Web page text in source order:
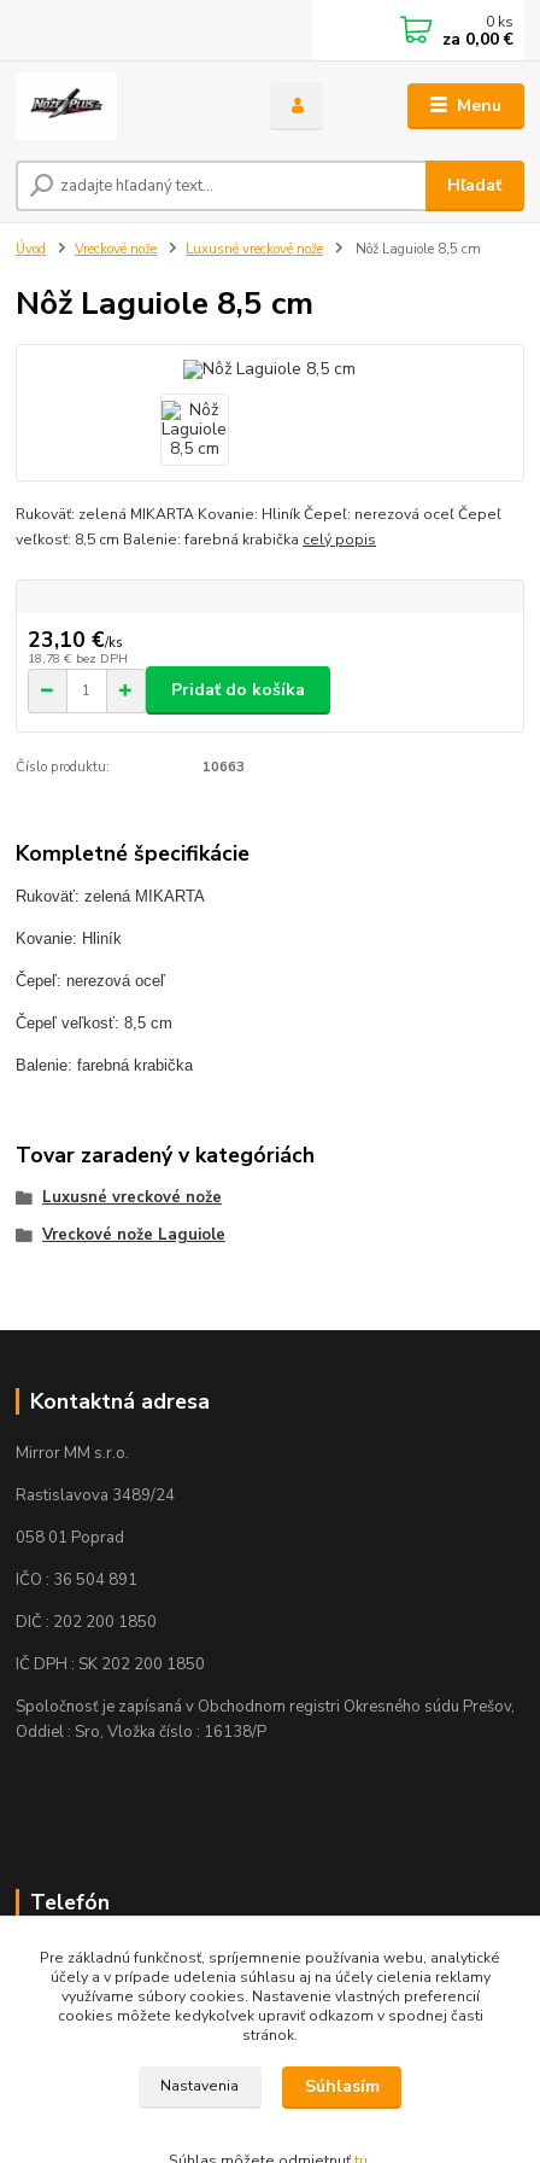
Menu
Hľadať
0 ks
za 0,00 €
Úvod Vreckové nože Luxusné vreckové nože Nôž Laguiole 8,5 cm
Nôž Laguiole 8,5 cm
Rukoväť: zelená MIKARTA Kovanie: Hliník Čepeľ: nerezová oceľ Čepeľ
veľkosť: 8,5 cm Balenie: farebná krabička celý popis
23,10 €/ks
18,78 € bez DPH
Pridať do košíka
Číslo produktu: 10663
Kompletné špecifikácie
Rukoväť: zelená MIKARTA
Kovanie: Hliník
Čepeľ: nerezová oceľ
Čepeľ veľkosť: 8,5 cm
Balenie: farebná krabička
Tovar zaradený v kategóriách
Luxusné vreckové nože
Vreckové nože Laguiole
Kontaktná adresa
Mirror MM s.r.o.
Rastislavova 3489/24
058 01 Poprad
IČO : 36 504 891
DIČ : 202 200 1850
IČ DPH : SK 202 200 1850
Spoločnosť je zapísaná v Obchodnom registri Okresného súdu Prešov,
Oddiel : Sro, Vložka číslo : 16138/P
Telefón
+421 905 622 625
obchod@nozeplus.sk
Pre základnú funkčnosť, spríjemnenie používania webu, analytické
účely a v prípade udelenia súhlasu aj na účely cielenia reklamy
využívame súbory cookies. Nastavenie vlastných preferencií
cookies môžete kedykoľvek upraviť odkazom v spodnej časti
stránok.
Nastavenia Súhlasím